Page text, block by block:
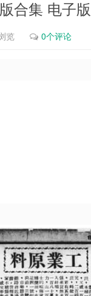
合集 电子版
览 0个评论